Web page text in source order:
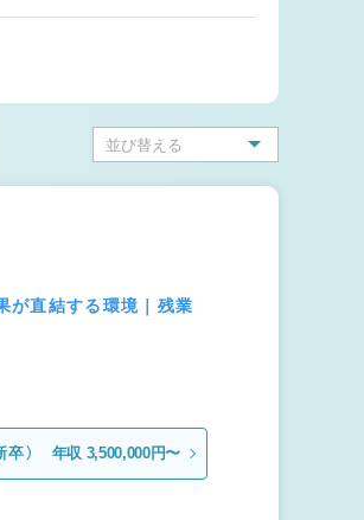
が直結する環境｜残業
） 年収 3,500,000円〜